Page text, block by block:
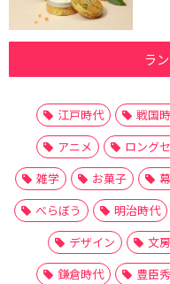
ラ
江戸時代 戦国
アニメ
ロング
雑学
お菓子
べらぼう
明治時代
デザイン
文
鎌倉時代
豊臣